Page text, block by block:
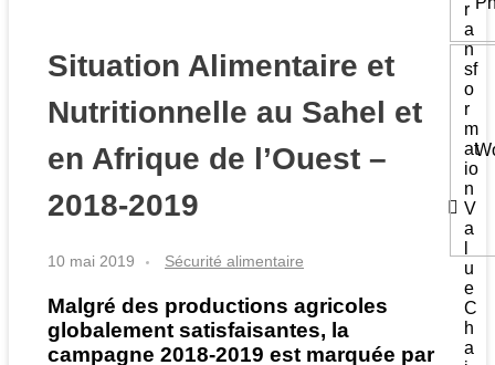
Situation Alimentaire et
Nutritionnelle au Sahel et
en Afrique de l’Ouest –
2018-2019
10 mai 2019 Sécurité alimentaire
Malgré des productions agricoles
globalement satisfaisantes, la
campagne 2018-2019 est marquée par
r
a
n
sf
o
r
m
at
io
n
V
a
u
e
C
h
a